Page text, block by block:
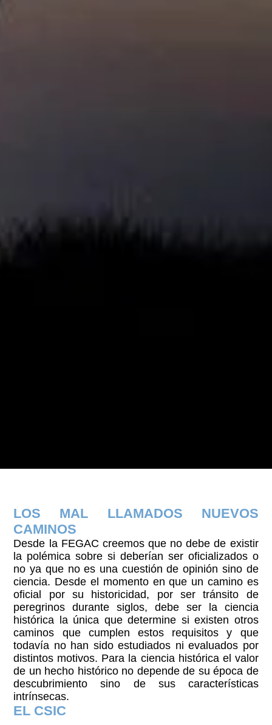
LOS MAL LLAMADOS NUEVOS
CAMINOS
Desde la FEGAC creemos que no debe de existir
la polémica sobre si deberían ser oficializados o
no ya que no es una cuestión de opinión sino de
ciencia. Desde el momento en que un camino es
oficial por su historicidad, por ser tránsito de
peregrinos durante siglos, debe ser la ciencia
histórica la única que determine si existen otros
caminos que cumplen estos requisitos y que
todavía no han sido estudiados ni evaluados por
distintos motivos. Para la ciencia histórica el valor
de un hecho histórico no depende de su época de
descubrimiento sino de sus características
intrínsecas.
EL CSIC